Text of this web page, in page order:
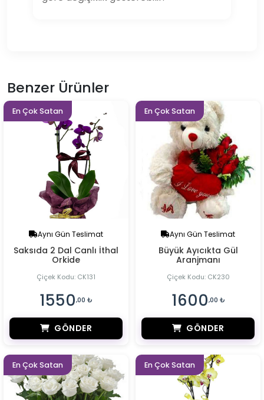
Benzer Ürünler
En Çok Satan
Aynı Gün Teslimat
Saksıda 2 Dal Canlı İthal
Orkide
Çiçek Kodu: CK131
1550,00 ₺
GÖNDER
En Çok Satan
Aynı Gün Teslimat
Büyük Ayıcıkta Gül
Aranjmanı
Çiçek Kodu: CK230
1600,00 ₺
GÖNDER
En Çok Satan En Çok Satan